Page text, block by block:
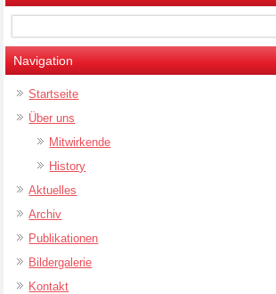
Navigation
Startseite
Über uns
Mitwirkende
History
Aktuelles
Archiv
Publikationen
Bildergalerie
Kontakt